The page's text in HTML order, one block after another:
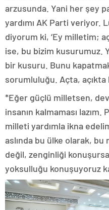
arzusunda. Yani her şey
yardımı AK Parti veriyor.
diyorum ki, ‘Ey milletim;
ise, bu bizim kusurumuz.
bir kusuru. Bunu
sorumluluğu. Açta, açıkta
*Eğer güçlü milletsen,
insanın kalmaması lazım.
milleti yardımla ikna
aslında bu ülke olarak,
değil, zenginliği
yoksulluğu konuşuyoruz